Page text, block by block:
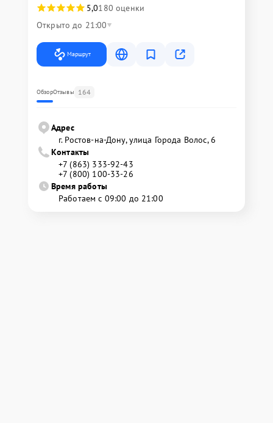
5,0180 оценки
Открыто до 21:00
Маршрут
ОбзорОтзывы 164
Адрес
г. Ростов-на-Дону, улица Города Волос, 6
Контакты
+7 (863) 333-92-43
+7 (800) 100-33-26
Время работы
Работаем с 09:00 до 21:00